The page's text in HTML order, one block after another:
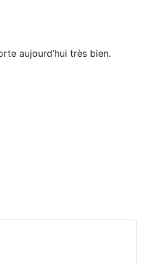
aujourd’hui très bien.